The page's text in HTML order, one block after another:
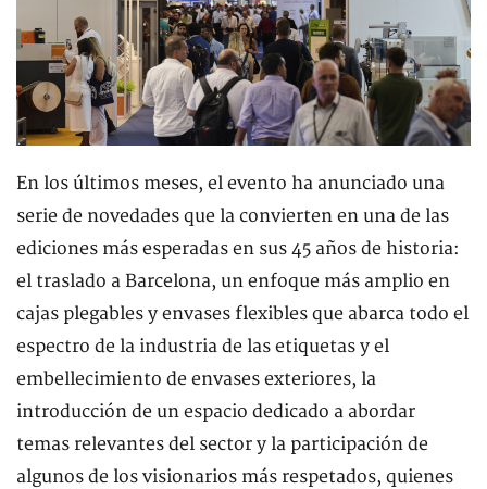
En los últimos meses, el evento ha anunciado una
serie de novedades que la convierten en una de las
ediciones más esperadas en sus 45 años de historia:
el traslado a Barcelona, ​​un enfoque más amplio en
cajas plegables y envases flexibles que abarca todo el
espectro de la industria de las etiquetas y el
embellecimiento de envases exteriores, la
introducción de un espacio dedicado a abordar
temas relevantes del sector y la participación de
algunos de los visionarios más respetados, quienes